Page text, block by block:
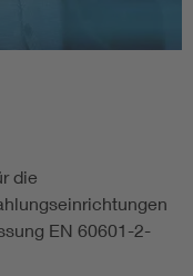
die
EN 60601-2-